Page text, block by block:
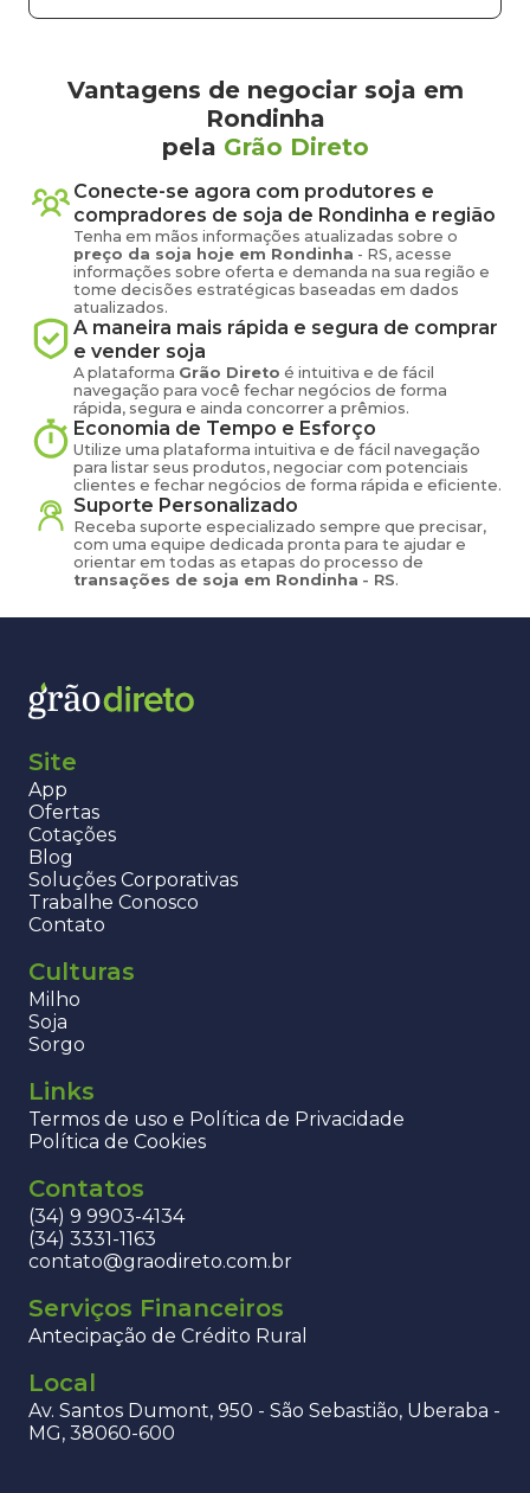
Vantagens de negociar soja em
Rondinha
pela Grão Direto
Conecte-se agora com produtores e
compradores de soja de Rondinha e região
Tenha em mãos informações atualizadas sobre o
preço da soja hoje em Rondinha - RS, acesse
informações sobre oferta e demanda na sua região e
tome decisões estratégicas baseadas em dados
atualizados.
A maneira mais rápida e segura de comprar
e vender soja
A plataforma Grão Direto é intuitiva e de fácil
navegação para você fechar negócios de forma
rápida, segura e ainda concorrer a prêmios.
Economia de Tempo e Esforço
Utilize uma plataforma intuitiva e de fácil navegação
para listar seus produtos, negociar com potenciais
clientes e fechar negócios de forma rápida e eficiente.
Suporte Personalizado
Receba suporte especializado sempre que precisar,
com uma equipe dedicada pronta para te ajudar e
orientar em todas as etapas do processo de
transações de soja em Rondinha - RS.
Site
App
Ofertas
Cotações
Blog
Soluções Corporativas
Trabalhe Conosco
Contato
Culturas
Milho
Soja
Sorgo
Links
Termos de uso e Política de Privacidade
Política de Cookies
Contatos
(34) 9 9903-4134
(34) 3331-1163
contato@graodireto.com.br
Serviços Financeiros
Antecipação de Crédito Rural
Local
Av. Santos Dumont, 950 - São Sebastião, Uberaba -
MG, 38060-600